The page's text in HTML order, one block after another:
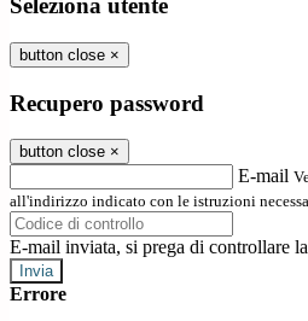
Seleziona utente
button close ×
Recupero password
button close ×
E-mail
all'indirizzo indicato con le istruzioni
E-mail inviata, si prega di controllare
Errore